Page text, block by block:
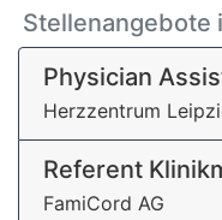
Stellenangebote
Physician
Herzzentrum
Referent
FamiCord AG